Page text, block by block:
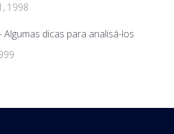
1998
Algumas dicas para analisá-los